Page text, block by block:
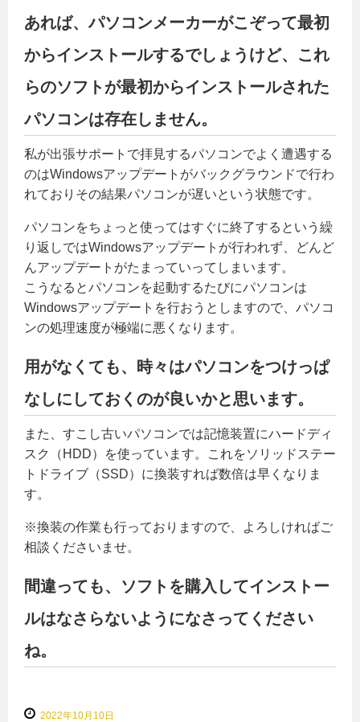
あれば、パソコンメーカーがこぞって最初
からインストールするでしょうけど、これ
らのソフトが最初からインストールされた
パソコンは存在しません。
私が出張サポートで拝見するパソコンでよく遭遇する
のはWindowsアップデートがバックグラウンドで行わ
れておりその結果パソコンが遅いという状態です。
パソコンをちょっと使ってはすぐに終了するという繰
り返しではWindowsアップデートが行われず、どんど
んアップデートがたまっていってしまいます。
こうなるとパソコンを起動するたびにパソコンは
Windowsアップデートを行おうとしますので、パソコ
ンの処理速度が極端に悪くなります。
用がなくても、時々はパソコンをつけっぱ
なしにしておくのが良いかと思います。
また、すこし古いパソコンでは記憶装置にハードディ
スク（HDD）を使っています。これをソリッドステー
トドライブ（SSD）に換装すれば数倍は早くなりま
す。
※換装の作業も行っておりますので、よろしければご
相談くださいませ。
間違っても、ソフトを購入してインストー
ルはなさらないようになさってください
ね。
2022年10月10日